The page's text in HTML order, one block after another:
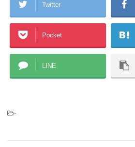
Twitter
Pocket
LINE
-